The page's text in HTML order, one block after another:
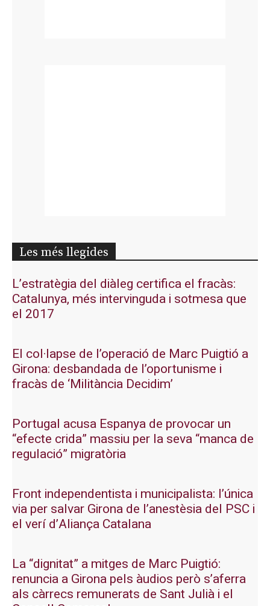
Les més llegides
L’estratègia del diàleg certifica el fracàs:
Catalunya, més intervinguda i sotmesa que
el 2017
El col·lapse de l’operació de Marc Puigtió a
Girona: desbandada de l’oportunisme i
fracàs de ‘Militància Decidim’
Portugal acusa Espanya de provocar un
“efecte crida” massiu per la seva “manca de
regulació” migratòria
Front independentista i municipalista: l’única
via per salvar Girona de l’anestèsia del PSC i
el verí d’Aliança Catalana
La “dignitat” a mitges de Marc Puigtió:
renuncia a Girona pels àudios però s’aferra
als càrrecs remunerats de Sant Julià i el